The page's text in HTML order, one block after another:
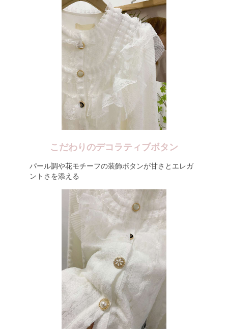
こだわりのデコラティブボタン
パール調や花モチーフの装飾ボタンが甘さとエレガ
ントさを添える